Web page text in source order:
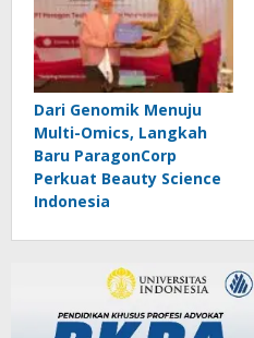
Dari Genomik Menuju
Multi-Omics, Langkah
Baru ParagonCorp
Perkuat Beauty Science
Indonesia